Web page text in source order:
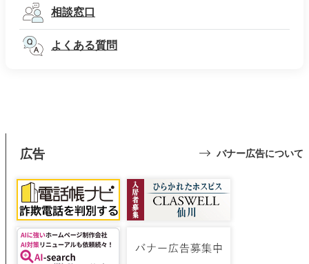
相談窓口
よくある質問
広告 バナー広告について